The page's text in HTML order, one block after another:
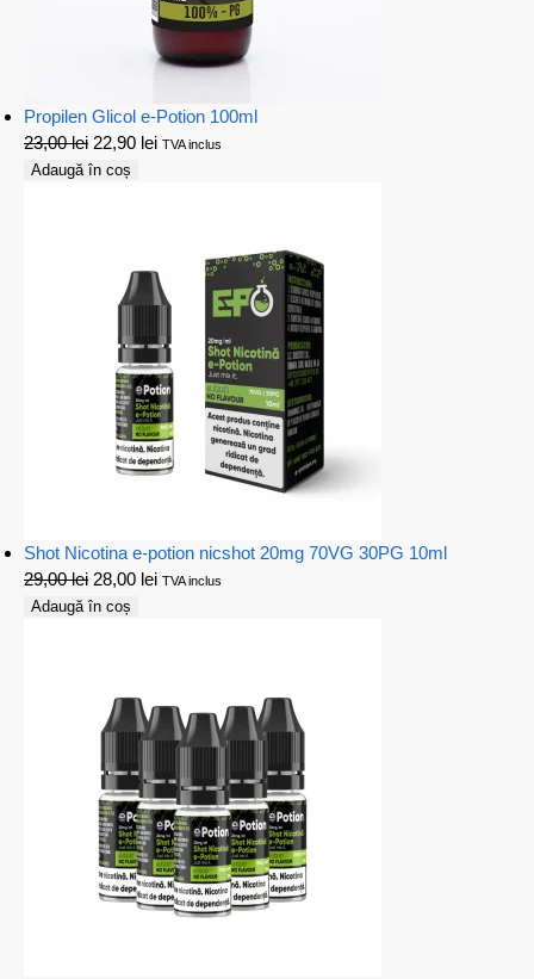
Propilen Glicol e-Potion 100ml
23,00lei 22,90 lei TVA inclus
Adaugă în coș
Shot Nicotina e-potion nicshot 20mg 70VG 30PG 10ml
29,00lei 28,00 lei TVA inclus
Adaugă în coș